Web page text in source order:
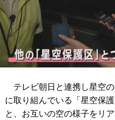
テレビ朝日と連携し星空
に取り組んでいる「星空保
と、お互いの空の様子をリ